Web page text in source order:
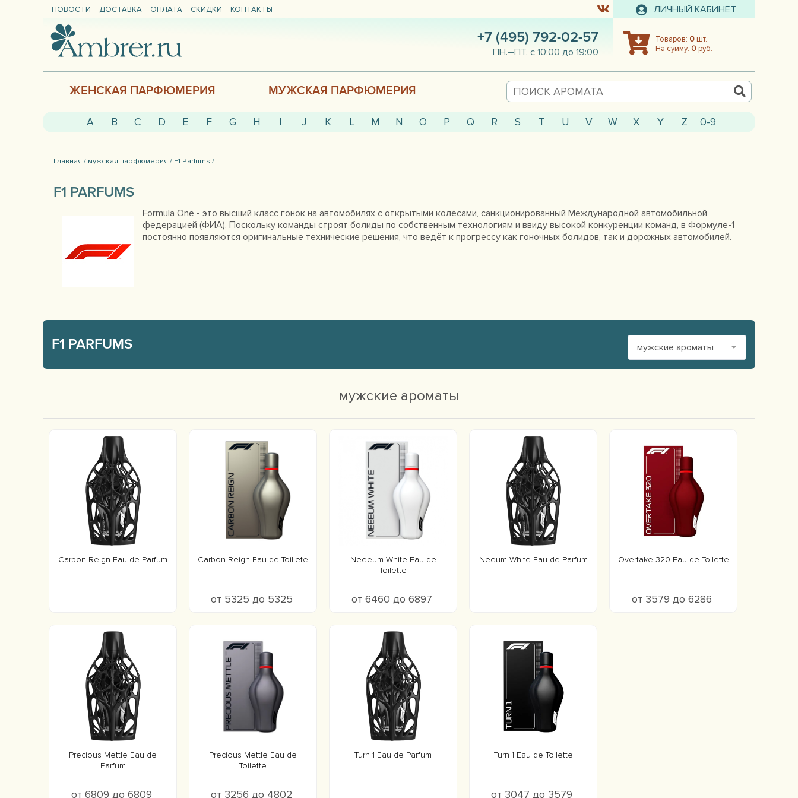
НОВОСТИ ДОСТАВКА ОПЛАТА СКИДКИ КОНТАКТЫ ЛИЧНЫЙ КАБИНЕТ
Товаров: 0шт.
На сумму: 0руб.
+7 (495) 792-02-57
ПН.–ПТ. с 10:00 до 19:00
ЖЕНСКАЯ ПАРФЮМЕРИЯ МУЖСКАЯ ПАРФЮМЕРИЯ
A B C D E F G H I J K L M N O P Q R S T U V W X Y Z 0-9
Главная / мужская парфюмерия / F1 Parfums /
F1 PARFUMS
Formula One - это высший класс гонок на автомобилях с открытыми колёсами, санкционированный Международной автомобильной
федерацией (ФИА). Поскольку команды строят болиды по собственным технологиям и ввиду высокой конкуренции команд, в Формуле-1
постоянно появляются оригинальные технические решения, что ведёт к прогрессу как гоночных болидов, так и дорожных автомобилей.
F1 PARFUMS мужские ароматы
мужские ароматы
Carbon Reign Eau de Parfum Carbon Reign Eau de Toillete
от 5325 до 5325
Neeeum White Eau de
Toilette
от 6460 до 6897
Neeum White Eau de Parfum Overtake 320 Eau de Toilette
от 3579 до 6286
Precious Mettle Eau de
Parfum
от 6809 до 6809
Precious Mettle Eau de
Toilette
от 3256 до 4802
Turn 1 Eau de Parfum Turn 1 Eau de Toilette
от 3047 до 3579